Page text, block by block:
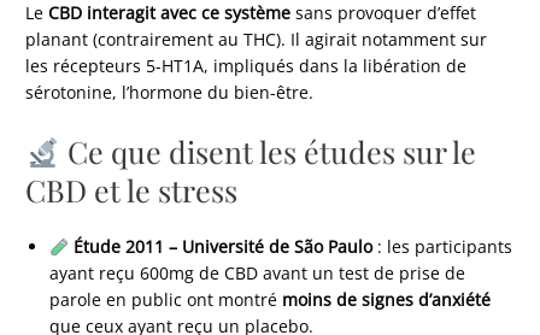
LeCBD interagit avec ce système sans provoquer d’effet
planant (contrairement au THC). Il agirait notamment sur
les récepteurs 5-HT1A, impliqués dans la libération de
sérotonine, l’hormone du bien-être.
Ce que disent les études sur le
CBD et le stress
Étude 2011 – Université de São Paulo: les participants
ayant reçu 600mg de CBD avant un test de prise de
parole en public ont montré moins de signes d’anxiété
que ceux ayant reçu un placebo.